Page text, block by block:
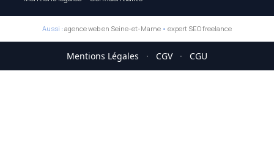
Aussi : agence web en Seine-et-Marne • expert SEO freelance
Mentions Légales · CGV · CGU